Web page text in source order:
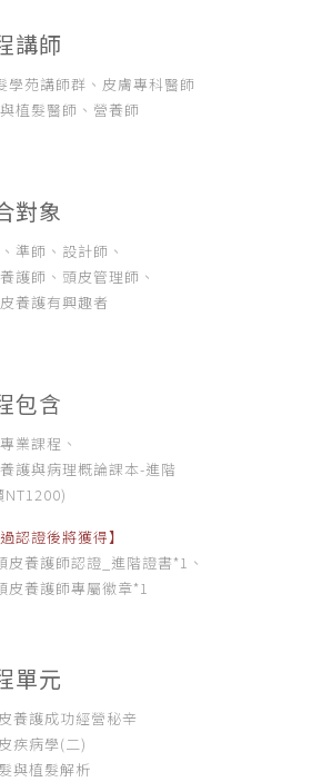
講師
學苑講師群、皮膚專科醫師
植髮醫師、營養師
對象
準師、設計師、
護師、頭皮管理師、
養護有興趣者
包含
業課程、
護與病理概論課本-進階
NT1200)
過認證後將獲得】
皮養護師認證_進階證書*1、
皮養護師專屬徽章*1
單元
養護成功經營秘辛
疾病學(二)
與植髮解析